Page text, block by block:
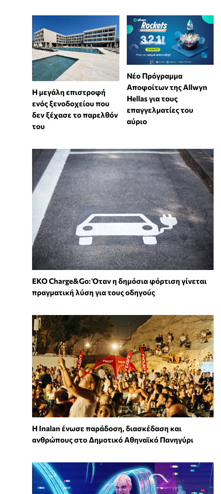
Η μεγάλη επιστροφή
ενός ξενοδοχείου που
δεν ξέχασε το παρελθόν
του
Νέο Πρόγραμμα
Αποφοίτων της Allwyn
Hellas για τους
επαγγελματίες του
αύριο
EKO Charge&Go: Όταν η δημόσια φόρτιση γίνεται
πραγματική λύση για τους οδηγούς
Η Inalan ένωσε παράδοση, διασκέδαση και
ανθρώπους στο Δημοτικό Αθηναϊκό Πανηγύρι